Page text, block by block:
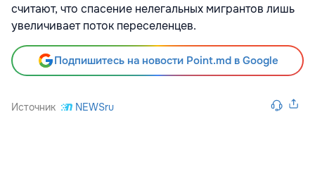
считают, что спасение нелегальных мигрантов лишь
увеличивает поток переселенцев.
Подпишитесь на новости Point.md в Google
Источник NEWSru